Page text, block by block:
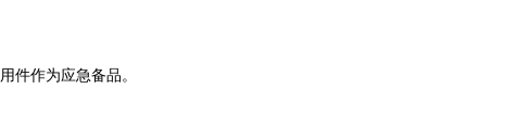
件作为应急备品。